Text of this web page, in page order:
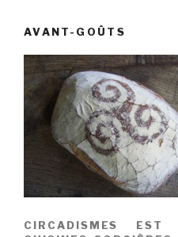
AVANT-GOÛTS
CIRCADISMES